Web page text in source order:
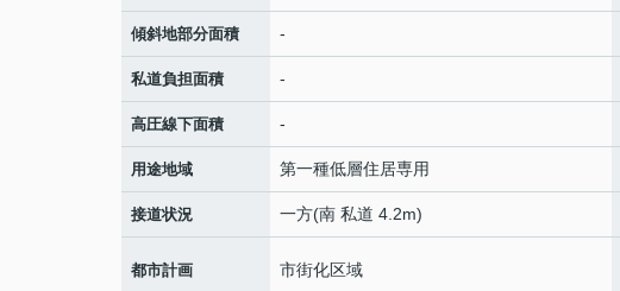
傾斜地部分面積 -
私道負担面積 -
高圧線下面積 -
用途地域 第一種低層住居専用
接道状況 一方(南 私道 4.2m)
都市計画 市街化区域